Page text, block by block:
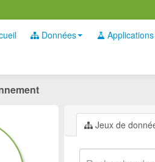
Données Applications
Jeux de